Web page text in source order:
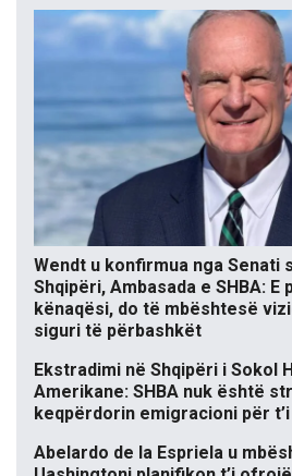
Wendt u konfirmua nga Senati
Shqipëri, Ambasada e SHBA: E
kënaqësi, do të mbështesë
siguri të përbashkët
Ekstradimi në Shqipëri i Sokol
Amerikane: SHBA nuk është
keqpërdorin emigracioni për
Abelardo de la Espriela u